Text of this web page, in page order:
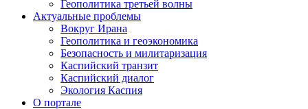
Геополитика третьей волны
Актуальные проблемы
Вокруг Ирана
Геополитика и геоэкономика
Безопасность и милитаризация
Каспийский транзит
Каспийский диалог
Экология Каспия
О портале